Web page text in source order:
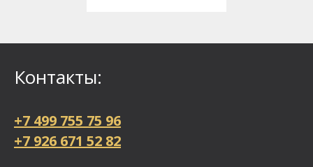
Контакты:
+7 499 755 75 96
+7 926 671 52 82